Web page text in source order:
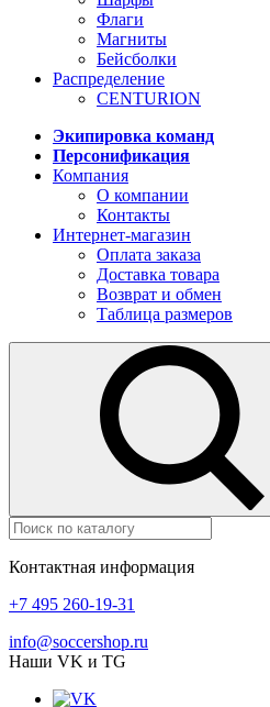
Флаги
Магниты
Бейсболки
Распределение
CENTURION
Экипировка команд
Персонификация
Компания
О компании
Контакты
Интернет-магазин
Оплата заказа
Доставка товара
Возврат и обмен
Таблица размеров
Контактная информация
+7 495 260-19-31
info@soccershop.ru
Наши VK и TG